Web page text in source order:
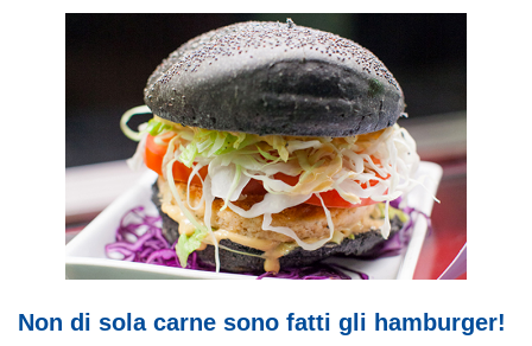
Non di sola carne sono fatti gli hamburger!